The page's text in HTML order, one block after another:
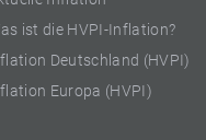
ist die HVPI-Inflation?
Deutschland (HVPI)
Europa (HVPI)